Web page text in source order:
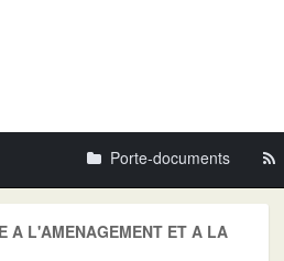
Porte-documents
A L'AMENAGEMENT ET A LA